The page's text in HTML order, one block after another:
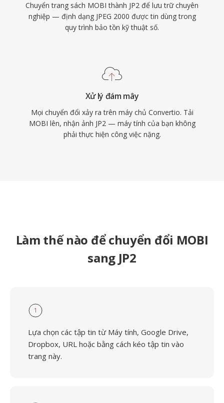
Chuyển trang sách MOBI thành JP2 để lưu trữ chuyên
nghiệp — định dạng JPEG 2000 được tin dùng trong
quy trình bảo tồn kỹ thuật số.
Xử lý đám mây
Mọi chuyển đổi xảy ra trên máy chủ Convertio. Tải
MOBI lên, nhận ảnh JP2 — máy tính của bạn không
phải thực hiện công việc nặng.
Làm thế nào để chuyển đổi MOBI
sang JP2
1
Lựa chọn các tập tin từ Máy tính, Google Drive,
Dropbox, URL hoặc bằng cách kéo tập tin vào
trang này.